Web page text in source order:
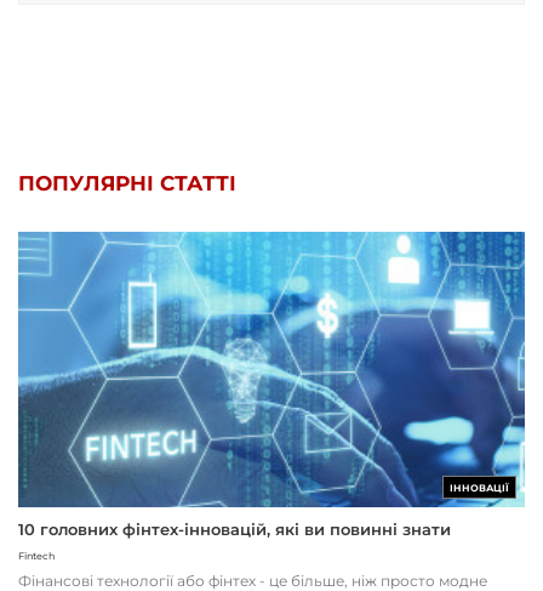
ПОПУЛЯРНІ СТАТТІ
ІННОВАЦІЇ
10 головних фінтех-інновацій, які ви повинні знати
Fintech
Фінансові технології або фінтех - це більше, ніж просто модне